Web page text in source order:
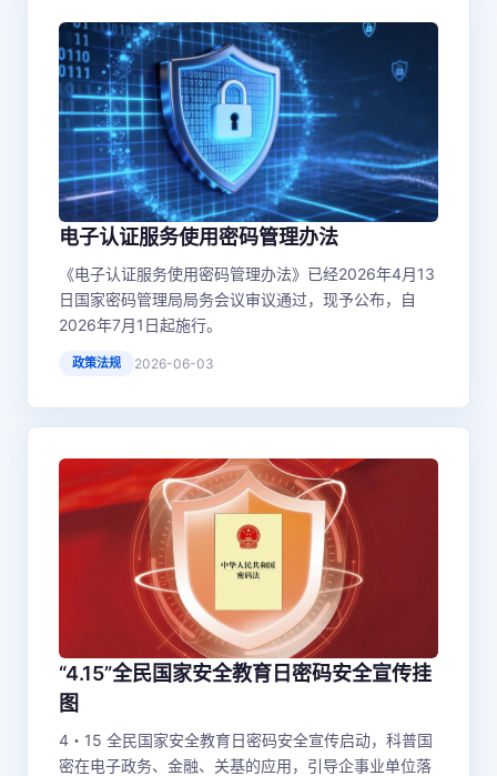
电子认证服务使用密码管理办法
《电子认证服务使用密码管理办法》已经2026年4月13
日国家密码管理局局务会议审议通过，现予公布，自
2026年7月1日起施行。
政策法规 2026-06-03
“4.15”全民国家安全教育日密码安全宣传挂
图
4・15 全民国家安全教育日密码安全宣传启动，科普国
密在电子政务、金融、关基的应用，引导企事业单位落